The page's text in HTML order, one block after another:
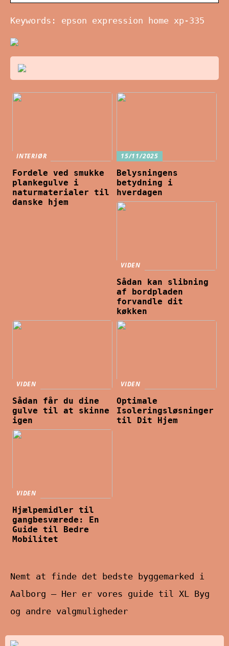
Keywords: epson expression home xp-335
INTERIØR
Fordele ved smukke
plankegulve i
naturmaterialer til
danske hjem
15/11/2025
Belysningens
betydning i
hverdagen
VIDEN
Sådan kan slibning
af bordpladen
forvandle dit
køkken
VIDEN
Sådan får du dine
gulve til at skinne
igen
VIDEN
Optimale
Isoleringsløsninger
til Dit Hjem
VIDEN
Hjælpemidler til
gangbesværede: En
Guide til Bedre
Mobilitet
Nemt at finde det bedste byggemarked i
Aalborg – Her er vores guide til XL Byg
og andre valgmuligheder